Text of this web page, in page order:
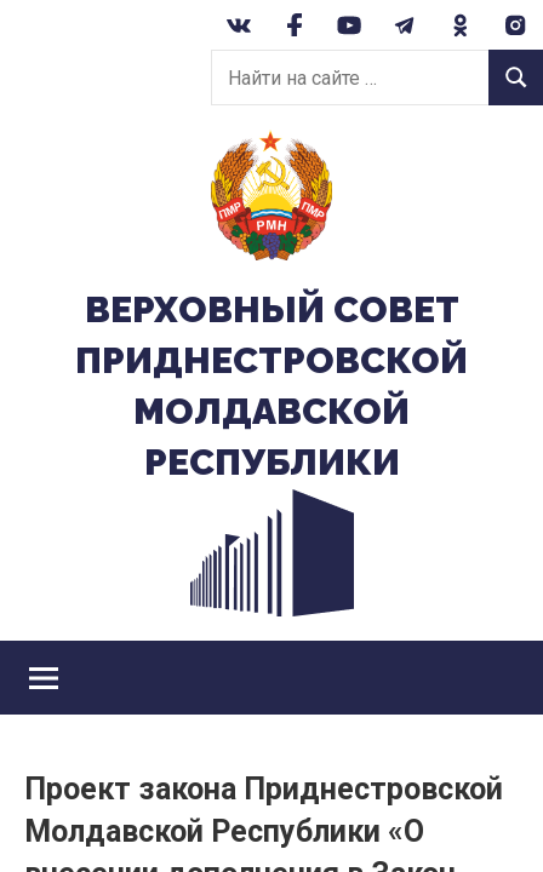
Найти
на
сайте:
ВЕРХОВНЫЙ CОВЕТ
ПРИДНЕСТРОВСКОЙ
МОЛДАВСКОЙ
РЕСПУБЛИКИ
Проект закона Приднестровской
Молдавской Республики «О